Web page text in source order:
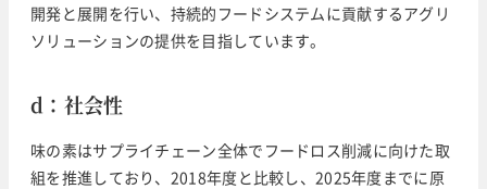
開発と展開を行い、持続的フードシステムに貢献するアグリ
ソリューションの提供を目指しています。
d：社会性
味の素はサプライチェーン全体でフードロス削減に向けた取
組を推進しており、2018年度と比較し、2025年度までに原